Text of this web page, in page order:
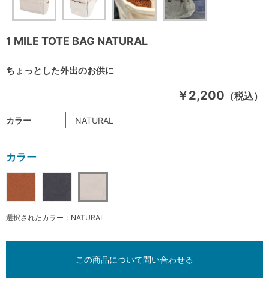
1 MILE TOTE BAG NATURAL
ちょっとした外出のお供に
￥2,200 （税込）
カラー NATURAL
カラー
選択されたカラー：NATURAL
この商品について問い合わせる